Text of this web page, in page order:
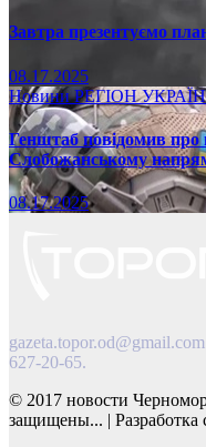
Завтра презентуємо
08.17.2025
НовиниРЕГІОН
Генштаб повідомив
Слобожанському
08.17.2025
gazeta.topor.od@gmail.com
627-20-65.
© 2017 новости
защищены... | Разработка